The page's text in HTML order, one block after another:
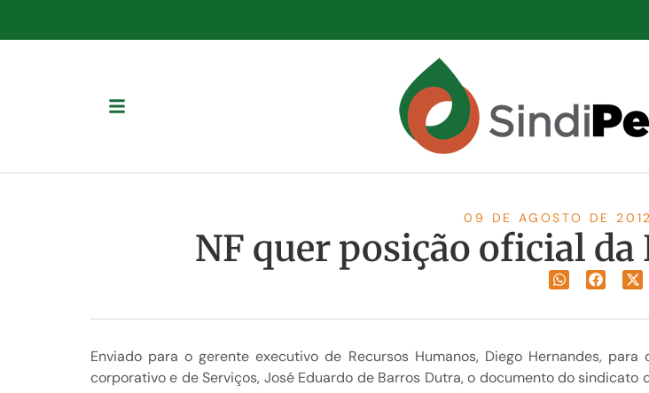
09 DE AGOSTO DE 2012
NF quer posição oficial da
Enviado para o gerente executivo de Recursos Humanos, Diego Hernandes,
corporativo e de Serviços, José Eduardo de Barros Dutra, o documento do sindicato